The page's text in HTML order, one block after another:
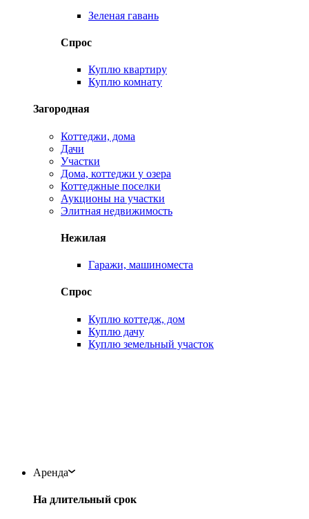
Зеленая гавань
Спрос
Куплю квартиру
Куплю комнату
Загородная
Коттеджи, дома
Дачи
Участки
Дома, коттеджи у озера
Коттеджные поселки
Аукционы на участки
Элитная недвижимость
Нежилая
Гаражи, машиноместа
Спрос
Куплю коттедж, дом
Куплю дачу
Куплю земельный участок
Аренда
На длительный срок